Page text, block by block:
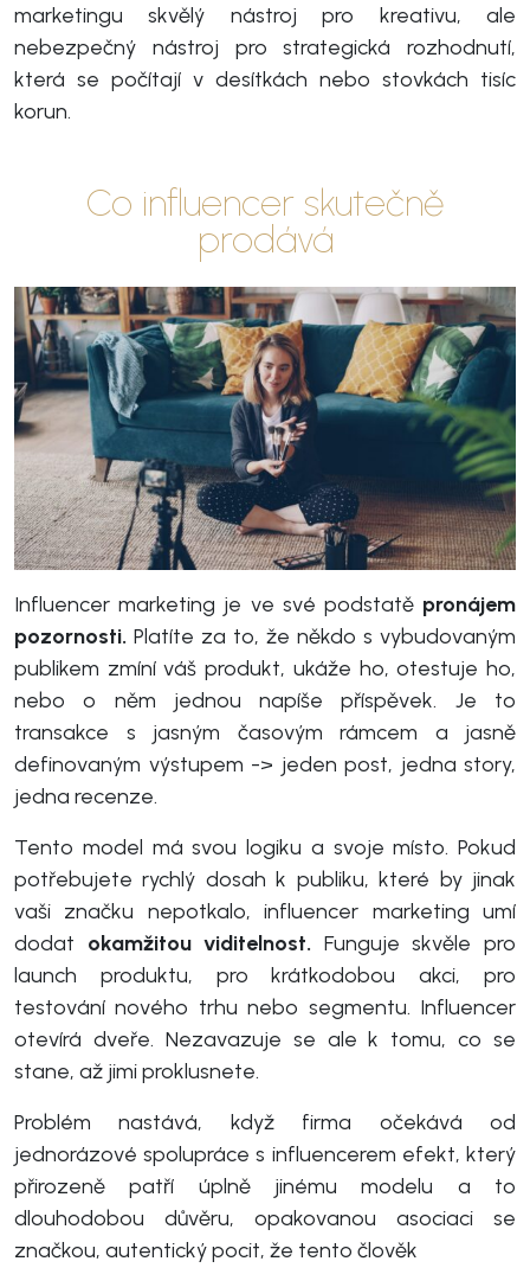
marketingu skvělý nástroj pro kreativu, ale
nebezpečný nástroj pro strategická rozhodnutí,
která se počítají v desítkách nebo stovkách tisíc
korun.
Co influencer skutečně
prodává
Influencer marketing je ve své podstatě pronájem
pozornosti. Platíte za to, že někdo s vybudovaným
publikem zmíní váš produkt, ukáže ho, otestuje ho,
nebo o něm jednou napíše příspěvek. Je to
transakce s jasným časovým rámcem a jasně
definovaným výstupem -> jeden post, jedna story,
jedna recenze.
Tento model má svou logiku a svoje místo. Pokud
potřebujete rychlý dosah k publiku, které by jinak
vaši značku nepotkalo, influencer marketing umí
dodat okamžitou viditelnost. Funguje skvěle pro
launch produktu, pro krátkodobou akci, pro
testování nového trhu nebo segmentu. Influencer
otevírá dveře. Nezavazuje se ale k tomu, co se
stane, až jimi proklusnete.
Problém nastává, když firma očekává od
jednorázové spolupráce s influencerem efekt, který
přirozeně patří úplně jinému modelu a to
dlouhodobou důvěru, opakovanou asociaci se
značkou, autentický pocit, že tento člověk